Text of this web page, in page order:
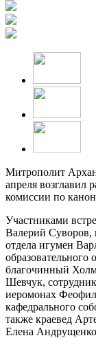
Митрополит
апреля возглавил
комиссии по
Участниками
Валерий Суворов,
отдела игумен
благочинный
Шевчук,
иеромонах
кафедрального
также краевед
Елена